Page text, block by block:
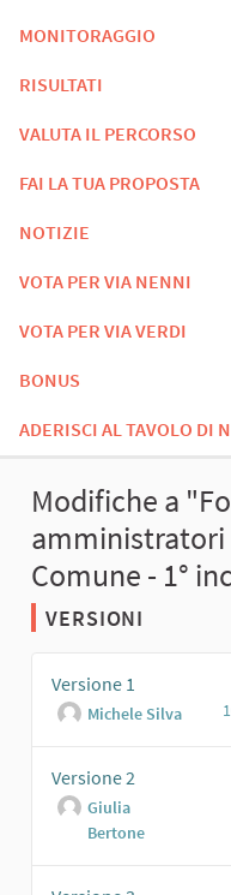
MONITORAGGIO
RISULTATI
VALUTA IL PERCORSO
FAI LA TUA PROPOSTA
NOTIZIE
VOTA PER VIA NENNI
VOTA PER VIA VERDI
BONUS
ADERISCI AL TAVOLO DI
Modifiche a
amministratori
Comune - 1°
VERSIONI
Versione 1
Michele Silva
Versione 2
Giulia
Bertone